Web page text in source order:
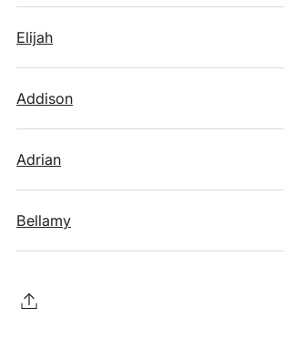
Elijah
Addison
Adrian
Bellamy